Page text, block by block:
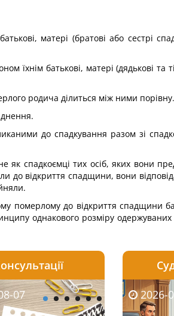
матері (братові або сестрі
їхнім батькові, матері (дядькові та
родича ділиться між ними порівну.
до спадкування разом зі
як спадкоємці тих осіб, яких вони
до відкриття спадщини, вони
померлому до відкриття спадщини
однакового розміру
2026-08-06
2026-08-03
07 2026-08-
07-30 2026-